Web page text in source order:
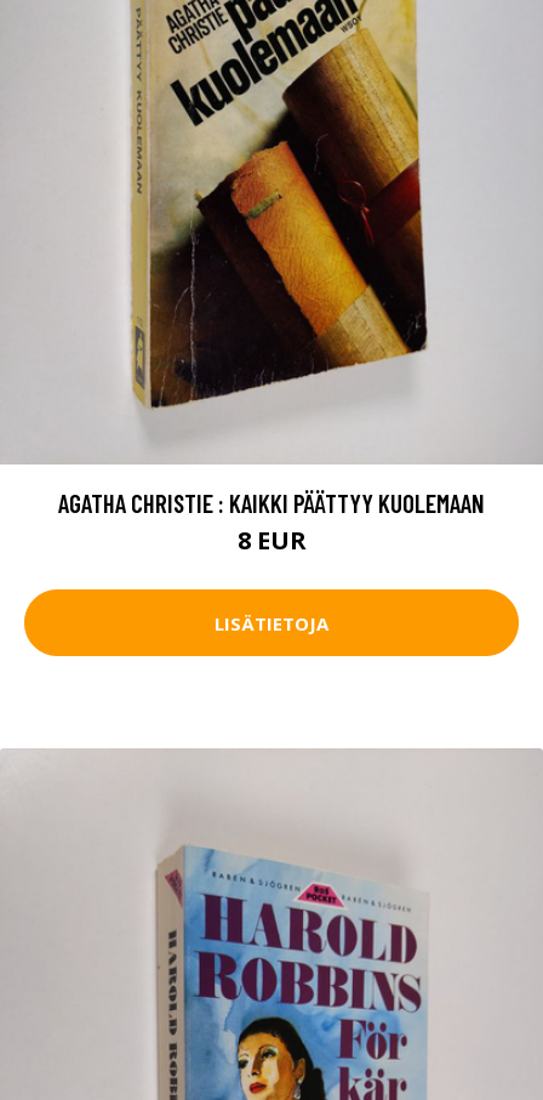
AGATHA CHRISTIE : KAIKKI PÄÄTTYY KUOLEMAAN
8 EUR
LISÄTIETOJA